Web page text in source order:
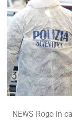
NEWS Rogo in